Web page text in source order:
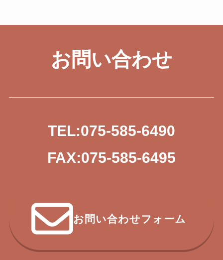
お問い合わせ
TEL:075-585-6490
FAX:075-585-6495
お問い合わせフォーム